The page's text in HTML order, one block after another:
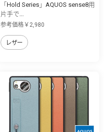
「Hold Series」AQUOS sense8用
片手で...
参考価格￥2,980
レザー